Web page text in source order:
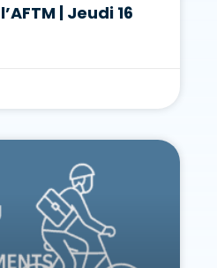
| Jeudi 16